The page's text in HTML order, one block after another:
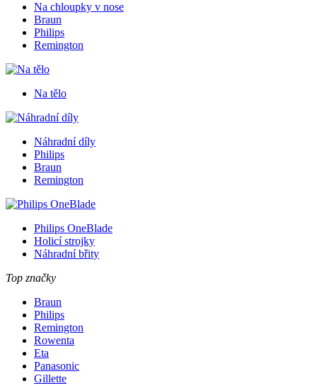
Na chloupky v nose
Braun
Philips
Remington
Na tělo
Náhradní díly
Philips
Braun
Remington
Philips OneBlade
Holicí strojky
Náhradní břity
Top značky
Braun
Philips
Remington
Rowenta
Eta
Panasonic
Gillette